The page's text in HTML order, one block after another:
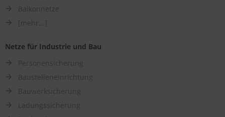
Netze für Industrie und Bau